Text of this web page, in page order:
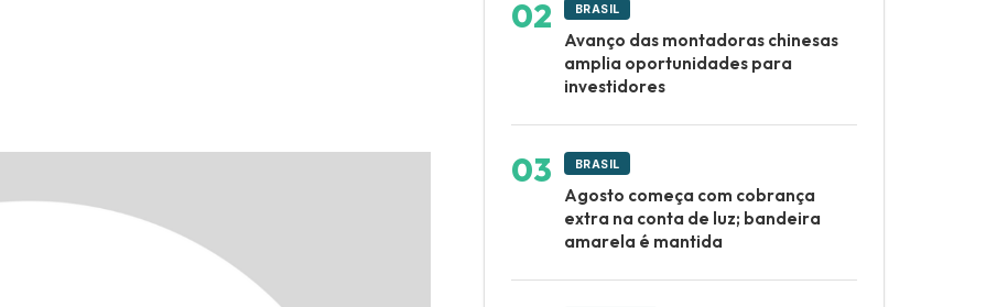
BRASIL
Avanço das montadoras chinesas
amplia oportunidades para
investidores
BRASIL
Agosto começa com cobrança
extra na conta de luz; bandeira
amarela é mantida